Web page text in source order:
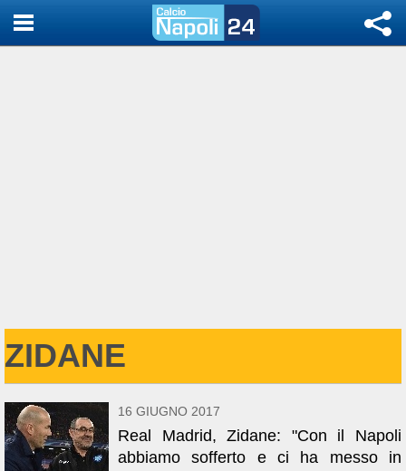
ZIDANE
16 GIUGNO 2017
Real Madrid, Zidane: "Con il Napoli
abbiamo sofferto e ci ha messo in